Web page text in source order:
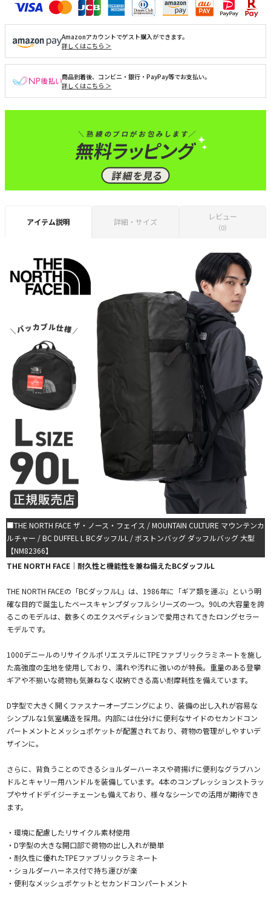
Amazonアカウントでゲスト購入ができます。
詳しくはこちら ＞
商品到着後、コンビニ・銀行・PayPay等でお支払い。
詳しくはこちら ＞
アイテム説明 詳細・サイズ
レビュー
（0）
■THE NORTH FACE ザ・ノース・フェイス / MOUNTAIN CULTURE マウンテンカ
ルチャー / BC DUFFEL L BCダッフルL / ボストンバッグ ダッフルバッグ 大型
【NM82366】
THE NORTH FACE｜耐久性と機能性を兼ね備えたBCダッフルL
THE NORTH FACEの「BCダッフルL」は、1986年に「ギア類を運ぶ」という明
確な目的で誕生したベースキャンプダッフルシリーズの一つ。90Lの大容量を誇
るこのモデルは、数多くのエクスペディションで愛用されてきたロングセラー
モデルです。
1000デニールのリサイクルポリエステルにTPEファブリックラミネートを施し
た高強度の生地を使用しており、濡れや汚れに強いのが特長。重量のある登攀
ギアや不揃いな荷物も気兼ねなく収納できる高い耐摩耗性を備えています。
D字型で大きく開くファスナーオープニングにより、装備の出し入れが容易な
シンプルな1気室構造を採用。内部には仕分けに便利なサイドのセカンドコン
パートメントとメッシュポケットが配置されており、荷物の管理がしやすいデ
ザインに。
さらに、背負うことのできるショルダーハーネスや荷揚げに便利なグラブハン
ドルとキャリー用ハンドルを装備しています。4本のコンプレッションストラッ
プやサイドデイジーチェーンも備えており、様々なシーンでの活用が期待でき
ます。
・環境に配慮したリサイクル素材使用
・D字型の大きな開口部で荷物の出し入れが簡単
・耐久性に優れたTPEファブリックラミネート
・ショルダーハーネス付で持ち運びが楽
・便利なメッシュポケットとセカンドコンパートメント